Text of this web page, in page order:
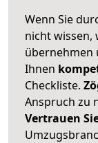
Wenn Sie
nicht wissen,
übernehmen
Ihnen
Checkliste.
Anspruch zu
Vertrauen